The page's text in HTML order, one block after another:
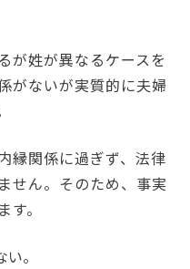
が姓が異なるケースを
がないが実質的に夫婦
縁関係に過ぎず、法律
せん。そのため、事実
す。
。